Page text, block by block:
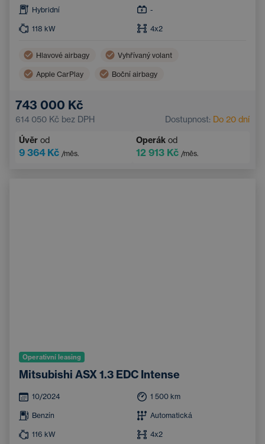
Hybridní -
118 kW 4x2
Hlavové airbagy Vyhřívaný volant
Apple CarPlay Boční airbagy
Adaptivní tempomat
Nouzový brzdový asistent Navigace
743 000 Kč
614 050 Kč bez DPH Dostupnost: Do 20 dní
Úvěr od
9 364 Kč /měs.
Operák od
12 913 Kč /měs.
Operativní leasing
Mitsubishi ASX 1.3 EDC Intense
10/2024 1 500 km
Benzín Automatická
116 kW 4x2